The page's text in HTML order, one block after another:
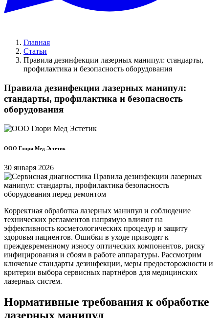
Главная
Статьи
Правила дезинфекции лазерных манипул: стандарты,
профилактика и безопасность оборудования
Правила дезинфекции лазерных манипул:
стандарты, профилактика и безопасность
оборудования
ООО Глори Мед Эстетик
30 января 2026
Корректная обработка лазерных манипул и соблюдение
технических регламентов напрямую влияют на
эффективность косметологических процедур и защиту
здоровья пациентов. Ошибки в уходе приводят к
преждевременному износу оптических компонентов, риску
инфицирования и сбоям в работе аппаратуры. Рассмотрим
ключевые стандарты дезинфекции, меры предосторожности и
критерии выбора сервисных партнёров для медицинских
лазерных систем.
Нормативные требования к обработке
лазерных манипул